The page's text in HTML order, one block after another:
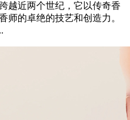
越近两个世纪，它以传奇香
师的卓绝的技艺和创造力。